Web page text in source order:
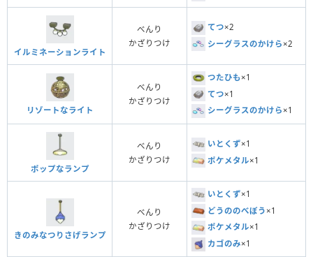
イルミネーションライト
べんり
かざりつけ
てつ×2
シーグラスのかけら ×2
リゾートなライト
べんり
かざりつけ
つたひも×1
てつ×1
シーグラスのかけら ×1
ポップなランプ
べんり
かざりつけ
いとくず×1
ポケメタル×1
きのみなつりさげランプ
べんり
かざりつけ
いとくず×1
どうののべぼう ×1
ポケメタル×1
カゴのみ×1